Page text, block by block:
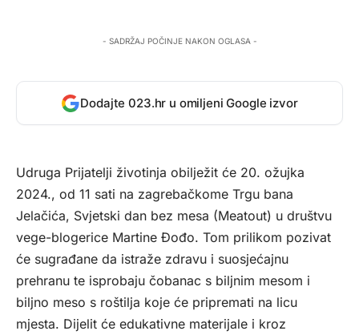
- SADRŽAJ POČINJE NAKON OGLASA -
Dodajte 023.hr u omiljeni Google izvor
Udruga Prijatelji životinja obilježit će 20. ožujka
2024., od 11 sati na zagrebačkome Trgu bana
Jelačića, Svjetski dan bez mesa (Meatout) u društvu
vege-blogerice Martine Đođo. Tom prilikom pozivat
će sugrađane da istraže zdravu i suosjećajnu
prehranu te isprobaju čobanac s biljnim mesom i
biljno meso s roštilja koje će pripremati na licu
mjesta. Dijelit će edukativne materijale i kroz